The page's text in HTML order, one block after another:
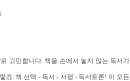
고민합니다. 책을 손에서 놓지 않는 독서가
죠. 책 선택 - 독서 - 서평 - 독서토론! 이 모든